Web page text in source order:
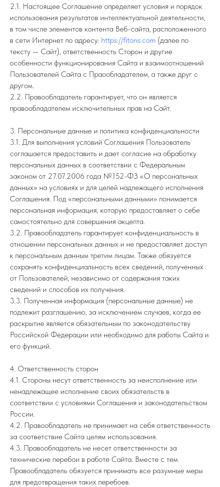
2.1. Настоящее Соглашение определяет условия и порядок
использования результатов интеллектуальной деятельности,
в том числе элементов контента Веб-сайта, расположенного
в сети Интернет по адресу: https://fitons.com (далее по
тексту — Сайт), ответственность Сторон и другие
особенности функционирования Сайта и взаимоотношений
Пользователей Сайта с Праообладателем, а также друг с
другом.
2.2. Правообладатель гарантирует, что он является
правообладателем исключительных прав на Сайт.
3. Персональные данные и политика конфиденциальности
3.1. Для выполнения условий Соглашения Пользователь
соглашается предоставить и дает согласие на обработку
персональных данных в соответствии с Федеральным
законом от 27.07.2006 года №152-ФЗ «О персональных
данных» на условиях и для целей надлежащего исполнения
Соглашения. Под «персональными данными» понимается
персональная информация, которую предоставляет о себе
самостоятельно для совершения акцепта.
3.2. Правообладатель гарантирует конфиденциальность в
отношении персональных данных и не предоставляет доступ
к персональным данным третим лицам. Также обязуется
сохранять конфиденциальность всех сведений, полученных
от Пользователей, независимо от содержания таких
сведений и способов их получения.
3.3. Полученная информация (персональные данные) не
подлежит разглашению, за исключением случаев, когда ее
раскрытие является обязательным по законодательству
Российской Федерации или необходимо для работы Сайта и
его функций.
4. Ответственность сторон
4.1. Стороны несут ответственность за неисполнение или
ненадлежащее исполнение своих обязательств в
соответствии с условиями Соглашения и законодательством
России.
4.2. Правообладатель не принимает на себя ответственность
за соответствие Сайта целям использования.
4.3. Правообладатель не несет ответственности за
технические перебои в работе Сайта. Вместе с тем
Правообладатель обязуется принимать все разумные меры
для предотвращения таких перебоев.